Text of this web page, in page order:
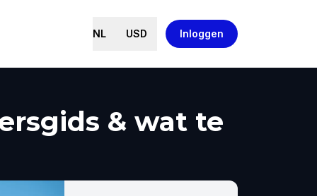
NL USD Inloggen
& wat te